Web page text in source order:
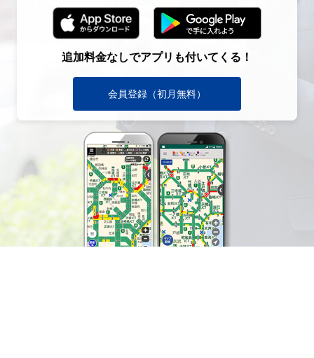
追加料金なしでアプリも付いてくる！
会員登録（初月無料）